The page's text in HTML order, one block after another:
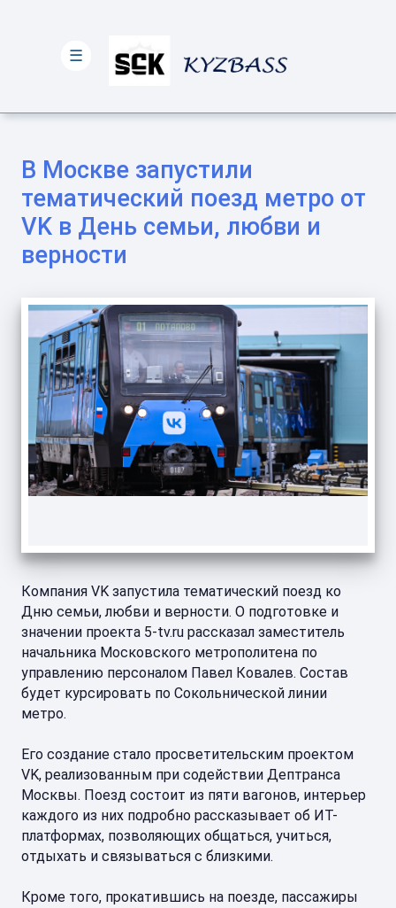
В Москве запустили
тематический поезд метро от
VK в День семьи, любви и
верности
Компания VK запустила тематический поезд ко
Дню семьи, любви и верности. О подготовке и
значении проекта 5-tv.ru рассказал заместитель
начальника Московского метрополитена по
управлению персоналом Павел Ковалев. Состав
будет курсировать по Сокольнической линии
метро.
Его создание стало просветительским проектом
VK, реализованным при содействии Дептранса
Москвы. Поезд состоит из пяти вагонов, интерьер
каждого из них подробно рассказывает об ИТ-
платформах, позволяющих общаться, учиться,
отдыхать и связываться с близкими.
Кроме того, прокатившись на поезде, пассажиры
☰